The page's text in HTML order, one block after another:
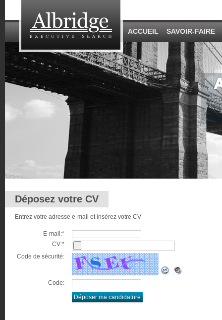
ACCUEIL SAVOIR-FAIRE
Déposez votre CV
Entrez votre adresse e-mail et insérez votre CV
E-mail:*
CV:*
Code de sécurité:
Code: